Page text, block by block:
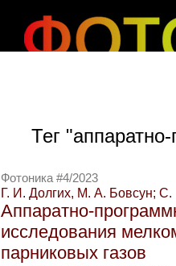
Тег
Фотоника #4/2023
Г. И. Долгих, М. А. Бовсун;
Аппаратно-­
исследования
парниковых газов